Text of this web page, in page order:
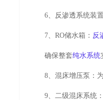
6、反渗透系统装
7、RO储水箱： 反
确保整套纯水系统
8、混床增压泵：
9、二级混床系统